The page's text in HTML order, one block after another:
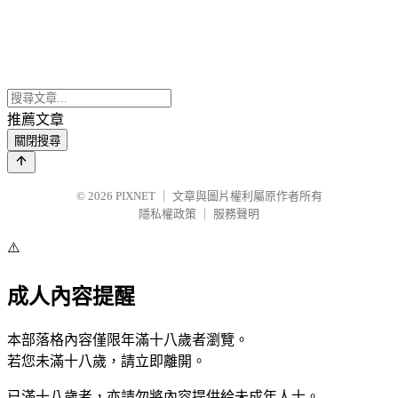
推薦文章
關閉搜尋
© 2026 PIXNET
文章與圖片權利屬原作者所有
隱私權政策
服務聲明
⚠️
成人內容提醒
本部落格內容僅限年滿十八歲者瀏覽。
若您未滿十八歲，請立即離開。